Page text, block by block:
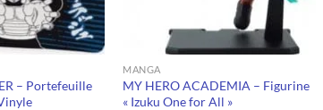
– Portefeuille
MANGA
MY HERO ACADEMIA – Figurine
« Izuku One for All »